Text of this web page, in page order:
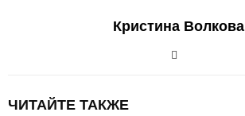
Кристина Волкова
ЧИТАЙТЕ ТАКЖЕ